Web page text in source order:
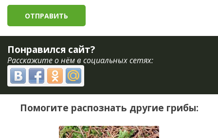
Понравился сайт?
Расскажите о нём в социальных сетях:
Помогите распознать другие грибы: